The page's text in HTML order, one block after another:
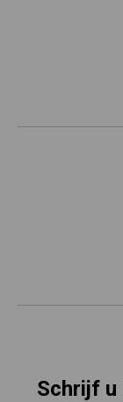
Schrijf u